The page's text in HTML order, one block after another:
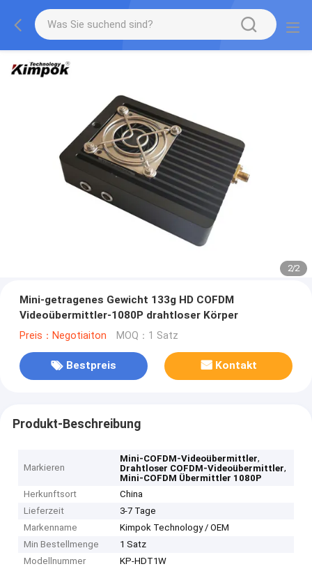
2/2
Mini-getragenes Gewicht 133g HD COFDM
Videoübermittler-1080P drahtloser Körper
Preis：Negotiaiton MOQ：1 Satz
Bestpreis Kontakt
Produkt-Beschreibung
Markieren
Mini-COFDM-Videoübermittler,
Drahtloser COFDM-Videoübermittler,
Mini-COFDM Übermittler 1080P
Herkunftsort
China
Lieferzeit
3-7 Tage
Markenname
Kimpok Technology / OEM
Min Bestellmenge
1 Satz
Modellnummer
KP-HDT1W